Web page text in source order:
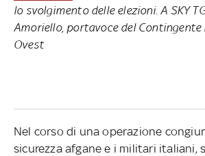
lo svolgimento delle elezioni. A SKY
Amoriello, portavoce del
Ovest
Nel corso di una operazione
sicurezza afgane e i militari italiani,